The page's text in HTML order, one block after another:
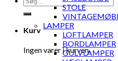
efter:
Kurv
Ingen varer i kurven.
STOLE
LAMPER
LOFTLAMPER
BORDLAMPER
GULVLAMPER